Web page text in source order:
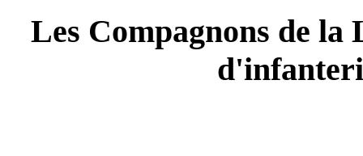
Les Compagnons de